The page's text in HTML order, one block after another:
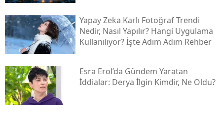
Yapay Zeka Karlı Fotoğraf Trendi
Nedir, Nasıl Yapılır? Hangi Uygulama
Kullanılıyor? İşte Adım Adım Rehber
Esra Erol’da Gündem Yaratan
İddialar: Derya İlgin Kimdir, Ne Oldu?